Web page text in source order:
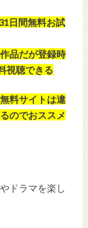
日間無料お試
品だが登録時
視聴できる
料サイトは違
のでおススメ
ドラマを楽し